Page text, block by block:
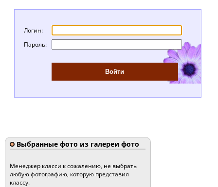
Логин:
Пароль:
Выбранные фото из галереи фото
Менеджер класси к сожалению, не выбрать
любую фотографию, которую представил
классу.